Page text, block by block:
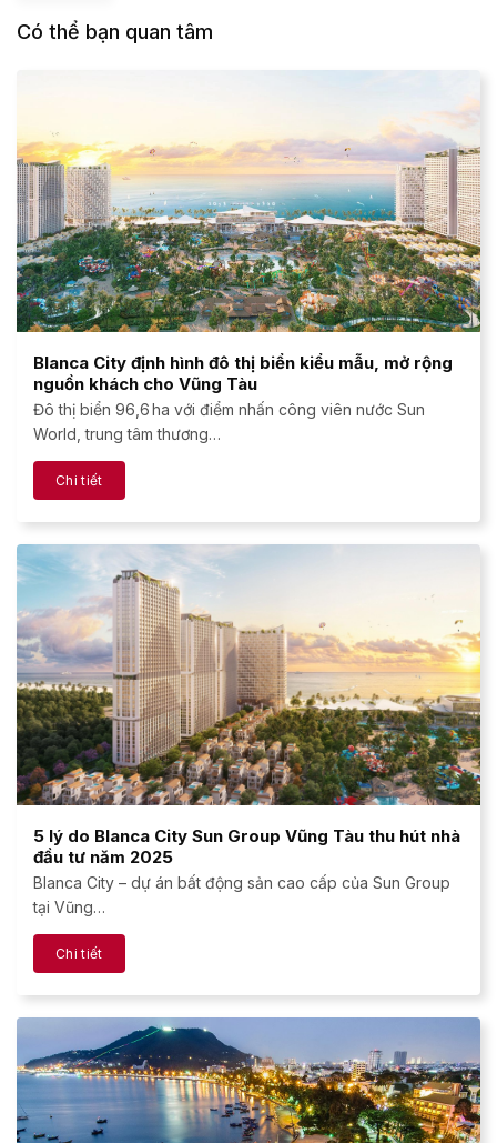
Có thể bạn quan tâm
Blanca City định hình đô thị biển kiểu mẫu, mở rộng
nguồn khách cho Vũng Tàu
Đô thị biển 96,6 ha với điểm nhấn công viên nước Sun
World, trung tâm thương…
Chi tiết
5 lý do Blanca City Sun Group Vũng Tàu thu hút nhà
đầu tư năm 2025
Blanca City – dự án bất động sản cao cấp của Sun Group
tại Vũng…
Chi tiết